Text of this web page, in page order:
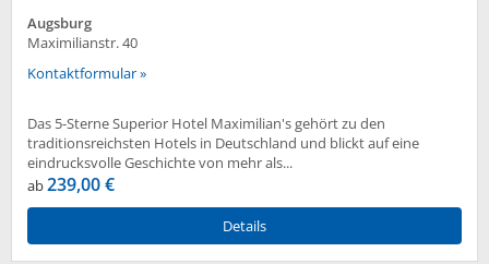
Augsburg
Maximilianstr. 40
Kontaktformular »
Das 5-Sterne Superior Hotel Maximilian's gehört zu den
traditionsreichsten Hotels in Deutschland und blickt auf eine
eindrucksvolle Geschichte von mehr als...
ab239,00 €
Details